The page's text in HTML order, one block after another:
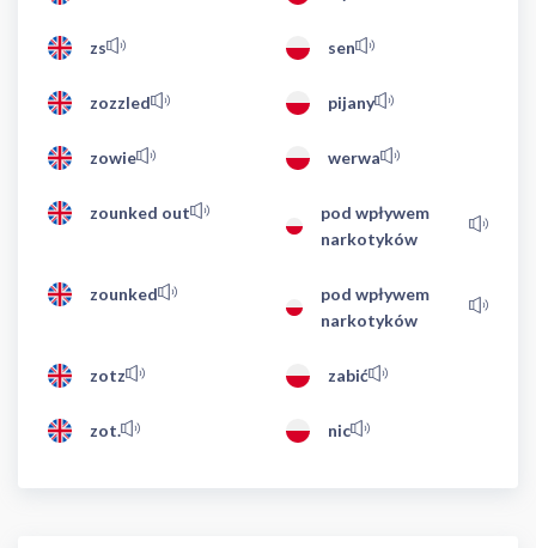
zs sen
zozzled pijany
zowie werwa
zounked out
pod wpływem
narkotyków
zounked
pod wpływem
narkotyków
zotz zabić
zot. nic